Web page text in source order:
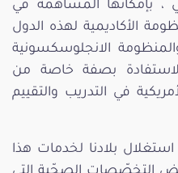
، بإمكانها المساهمة في
الأكاديمية لهذه الدول
الانجلوسكسونية
بصفة خاصة من
في التدريب والتقييم
بلادنا لخدمات هذا